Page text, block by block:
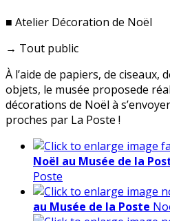
■ Atelier Décoration de Noël
→ Tout public
À l’aide de papiers, de ciseaux,
objets, le musée proposede
décorations de Noël à
proches par La Poste !
Noël au Musée de la
Poste
au Musée de la Poste